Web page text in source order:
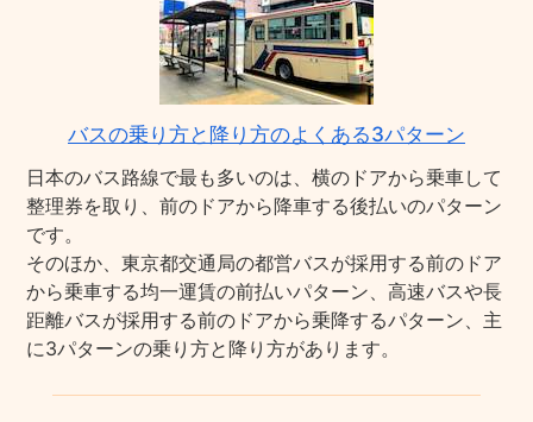
バスの乗り方と降り方のよくある3パターン
日本のバス路線で最も多いのは、横のドアから乗車して
整理券を取り、前のドアから降車する後払いのパターン
です。
そのほか、東京都交通局の都営バスが採用する前のドア
から乗車する均一運賃の前払いパターン、高速バスや長
距離バスが採用する前のドアから乗降するパターン、主
に3パターンの乗り方と降り方があります。